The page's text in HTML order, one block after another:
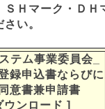
Ｈマーク・Ｄ
い。
テム事業委員会_
録申込書ならびに
意書兼申請書
ウンロード ]